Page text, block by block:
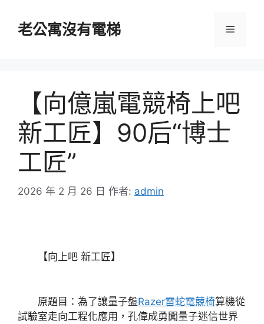
老公寓沒有電梯 選
【向億嵐電競椅上吧
新工匠】90后“博士
工匠”
2026 年 2 月 26 日 作者: admin
【向上吧 新工匠】
原題目：為了讓量子盤Razer雷蛇電競椅算機從
試驗室走向工程化應用，孔偉成勇闖量子迷信世界